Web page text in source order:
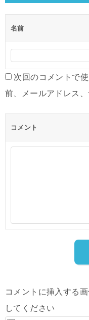
ー
ン
名前
次回のコメントで
前、メールアドレス、
コメント
コメントに挿入する
してください